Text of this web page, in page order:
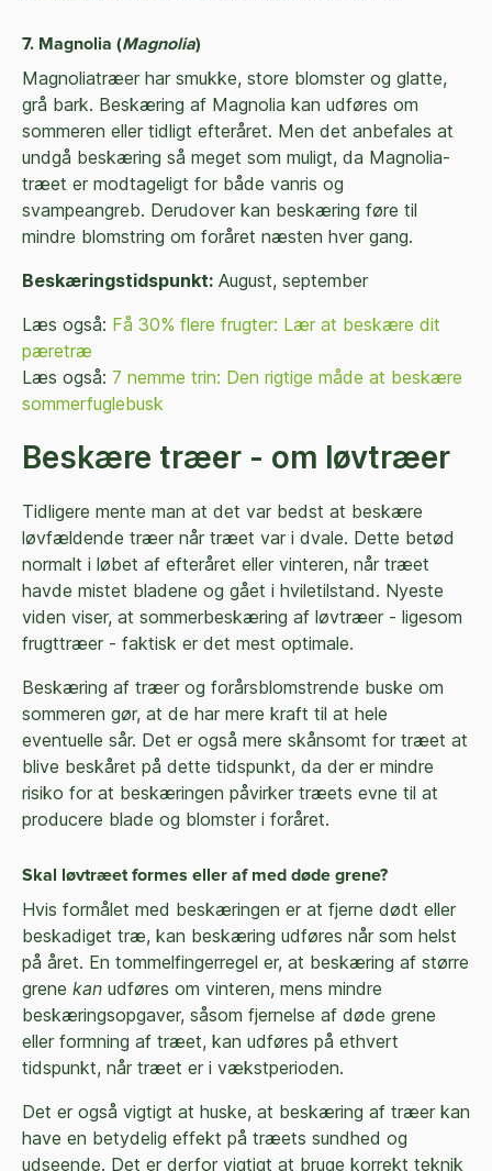
7. Magnolia (Magnolia)
Magnoliatræer har smukke, store blomster og glatte,
grå bark. Beskæring af Magnolia kan udføres om
sommeren eller tidligt efteråret. Men det anbefales at
undgå beskæring så meget som muligt, da Magnolia-
træet er modtageligt for både vanris og
svampeangreb. Derudover kan beskæring føre til
mindre blomstring om foråret næsten hver gang.
Beskæringstidspunkt: August, september
Læs også: Få 30% flere frugter: Lær at beskære dit
pæretræ
Læs også: 7 nemme trin: Den rigtige måde at beskære
sommerfuglebusk
Beskære træer - om løvtræer
Tidligere mente man at det var bedst at beskære
løvfældende træer når træet var i dvale. Dette betød
normalt i løbet af efteråret eller vinteren, når træet
havde mistet bladene og gået i hviletilstand. Nyeste
viden viser, at sommerbeskæring af løvtræer - ligesom
frugttræer - faktisk er det mest optimale.
Beskæring af træer og forårsblomstrende buske om
sommeren gør, at de har mere kraft til at hele
eventuelle sår. Det er også mere skånsomt for træet at
blive beskåret på dette tidspunkt, da der er mindre
risiko for at beskæringen påvirker træets evne til at
producere blade og blomster i foråret.
Skal løvtræet formes eller af med døde grene?
Hvis formålet med beskæringen er at fjerne dødt eller
beskadiget træ, kan beskæring udføres når som helst
på året. En tommelfingerregel er, at beskæring af større
grene kan udføres om vinteren, mens mindre
beskæringsopgaver, såsom fjernelse af døde grene
eller formning af træet, kan udføres på ethvert
tidspunkt, når træet er i vækstperioden.
Det er også vigtigt at huske, at beskæring af træer kan
have en betydelig effekt på træets sundhed og
udseende. Det er derfor vigtigt at bruge korrekt teknik